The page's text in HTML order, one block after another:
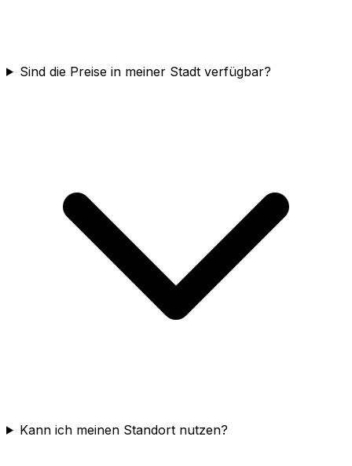
Sind die Preise in meiner Stadt verfügbar?
Kann ich meinen Standort nutzen?